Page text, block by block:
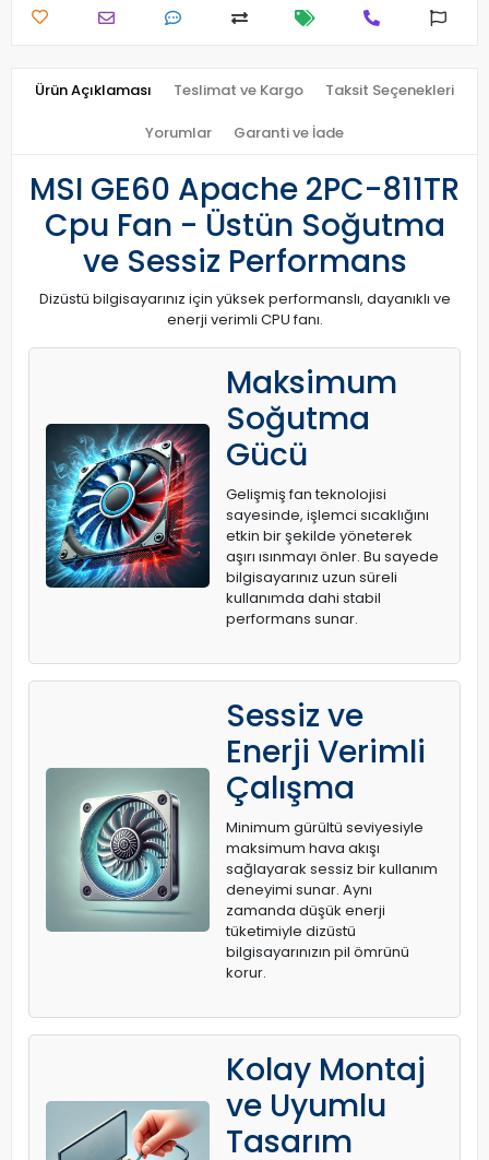
Ürün Açıklaması Teslimat ve Kargo Taksit Seçenekleri
Yorumlar Garanti ve İade
MSI GE60 Apache 2PC-811TR
Cpu Fan - Üstün Soğutma
ve Sessiz Performans
Dizüstü bilgisayarınız için yüksek performanslı, dayanıklı ve
enerji verimli CPU fanı.
Maksimum
Soğutma
Gücü
Gelişmiş fan teknolojisi
sayesinde, işlemci sıcaklığını
etkin bir şekilde yöneterek
aşırı ısınmayı önler. Bu sayede
bilgisayarınız uzun süreli
kullanımda dahi stabil
performans sunar.
Sessiz ve
Enerji Verimli
Çalışma
Minimum gürültü seviyesiyle
maksimum hava akışı
sağlayarak sessiz bir kullanım
deneyimi sunar. Aynı
zamanda düşük enerji
tüketimiyle dizüstü
bilgisayarınızın pil ömrünü
korur.
Kolay Montaj
ve Uyumlu
Tasarım